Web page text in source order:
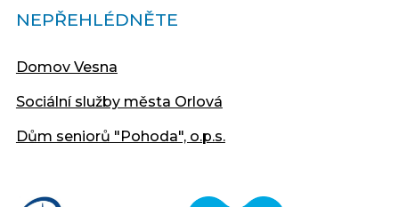
NEPŘEHLÉDNĚTE
Domov Vesna
Sociální služby města Orlová
Dům seniorů "Pohoda", o.p.s.